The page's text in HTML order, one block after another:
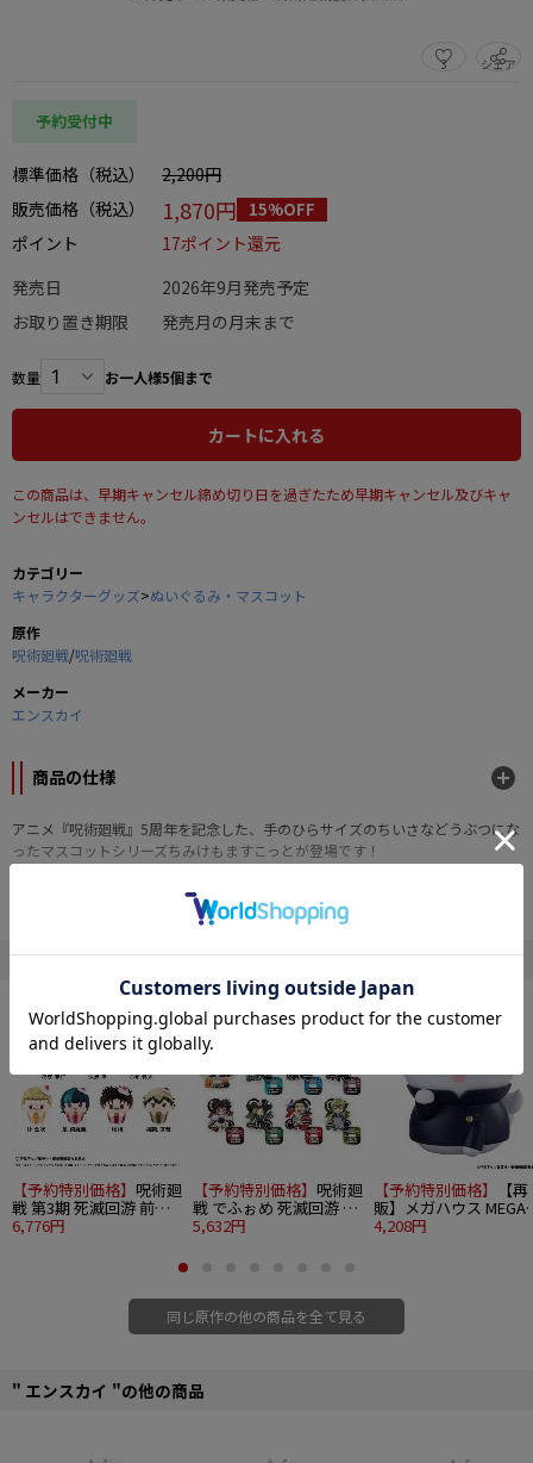
3 シェア
この商品をシェアする
予約受付中
標準価格（税込）
2,200円
販売価格（税込）
1,870円 15%OFF
ポイント
17ポイント還元
発売日
2026年9月発売予定
お取り置き期限
発売月の月末まで
数量 お一人様5個まで
カートに入れる
この商品は、早期キャンセル締め切り日を過ぎたため早期キャンセル及びキャ
ンセルはできません。
カテゴリー
キャラクターグッズ>ぬいぐるみ・マスコット
原作
呪術廻戦/呪術廻戦
メーカー
エンスカイ
商品の仕様
アニメ『呪術廻戦』5周年を記念した、手のひらサイズのちいさなどうぶつにな
ったマスコットシリーズちみけもますこっとが登場です！
■サイズ：約100×80×55mm
©芥見下々／集英社・呪術廻戦製作委員会
" 呪術廻戦 "の他の商品
【予約特別価格】 呪術廻
戦 第3期 死滅回游 前編
カップケーキたぴぬい
6,776円
【予約特別価格】 呪術廻
戦 でふぉめ 死滅回游 ト
レーディングアクリルス
5,632円
【予約特別価格】 【再
販】メガハウス MEGA
CAT PROJECT 呪術廻戦
4,208円
同じ原作の他の商品を全て見る
" エンスカイ "の他の商品